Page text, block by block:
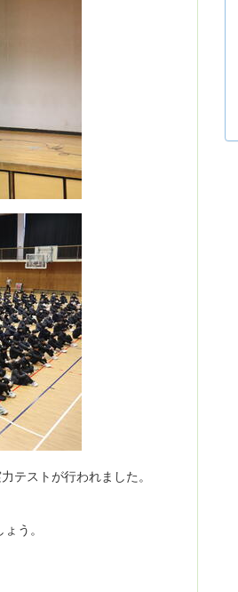
テストが行われました。
う。